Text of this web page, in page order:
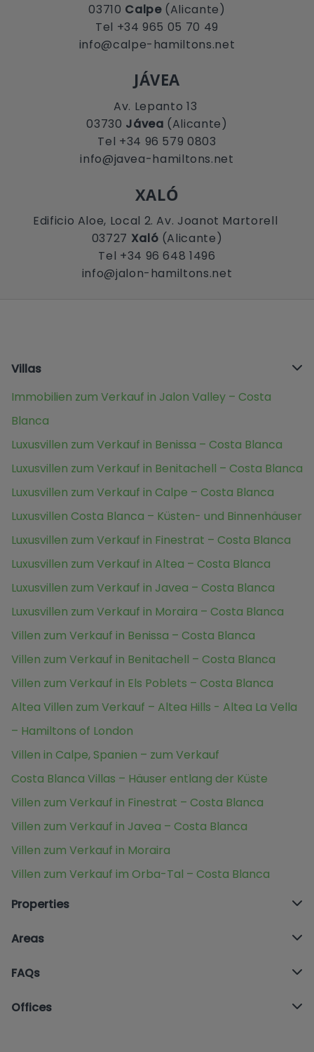
03710 Calpe(Alicante)
Tel +34 965 05 70 49
info@calpe-hamiltons.net
JÁVEA
Av. Lepanto 13
03730 Jávea (Alicante)
Tel +34 96 579 0803
info@javea-hamiltons.net
XALÓ
Edificio Aloe, Local 2. Av. Joanot Martorell
03727 Xaló (Alicante)
Tel +34 96 648 1496
info@jalon-hamiltons.net
Villas
Immobilien zum Verkauf in Jalon Valley – Costa
Blanca
Luxusvillen zum Verkauf in Benissa – Costa Blanca
Luxusvillen zum Verkauf in Benitachell – Costa Blanca
Luxusvillen zum Verkauf in Calpe – Costa Blanca
Luxusvillen Costa Blanca – Küsten- und Binnenhäuser
Luxusvillen zum Verkauf in Finestrat – Costa Blanca
Luxusvillen zum Verkauf in Altea – Costa Blanca
Luxusvillen zum Verkauf in Javea – Costa Blanca
Luxusvillen zum Verkauf in Moraira – Costa Blanca
Villen zum Verkauf in Benissa – Costa Blanca
Villen zum Verkauf in Benitachell – Costa Blanca
Villen zum Verkauf in Els Poblets – Costa Blanca
Altea Villen zum Verkauf – Altea Hills - Altea La Vella
– Hamiltons of London
Villen in Calpe, Spanien – zum Verkauf
Costa Blanca Villas – Häuser entlang der Küste
Villen zum Verkauf in Finestrat – Costa Blanca
Villen zum Verkauf in Javea – Costa Blanca
Villen zum Verkauf in Moraira
Villen zum Verkauf im Orba-Tal – Costa Blanca
Properties
Areas
FAQs
Offices